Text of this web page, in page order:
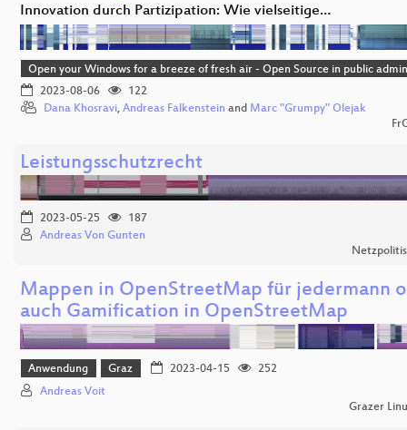
Innovation durch Partizipation: Wie vielseitige…
Open your Windows for a breeze of fresh air - Open Source in public
2023-08-06
122
Dana Khosravi, Andreas Falkenstein and Marc "Grumpy" Olejak
Leistungsschutzrecht
2023-05-25
187
Andreas Von Gunten
Mappen in OpenStreetMap für jedermann
auch Gamification in OpenStreetMap
Anwendung Graz 2023-04-15
252
Andreas Voit
Grazer